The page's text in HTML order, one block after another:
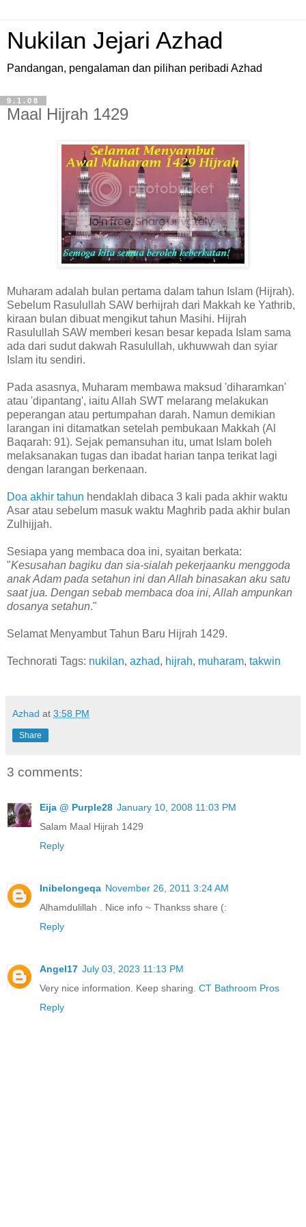
Nukilan Jejari Azhad
Pandangan, pengalaman dan pilihan peribadi Azhad
9.1.08
Maal Hijrah 1429
Muharam adalah bulan pertama dalam tahun Islam (Hijrah).
Sebelum Rasulullah SAW berhijrah dari Makkah ke Yathrib,
kiraan bulan dibuat mengikut tahun Masihi. Hijrah
Rasulullah SAW memberi kesan besar kepada Islam sama
ada dari sudut dakwah Rasulullah, ukhuwwah dan syiar
Islam itu sendiri.
Pada asasnya, Muharam membawa maksud 'diharamkan'
atau 'dipantang', iaitu Allah SWT melarang melakukan
peperangan atau pertumpahan darah. Namun demikian
larangan ini ditamatkan setelah pembukaan Makkah (Al
Baqarah: 91). Sejak pemansuhan itu, umat Islam boleh
melaksanakan tugas dan ibadat harian tanpa terikat lagi
dengan larangan berkenaan.
Doa akhir tahun hendaklah dibaca 3 kali pada akhir waktu
Asar atau sebelum masuk waktu Maghrib pada akhir bulan
Zulhijjah.
Sesiapa yang membaca doa ini, syaitan berkata:
"Kesusahan bagiku dan sia-sialah pekerjaanku menggoda
anak Adam pada setahun ini dan Allah binasakan aku satu
saat jua. Dengan sebab membaca doa ini, Allah ampunkan
dosanya setahun."
Selamat Menyambut Tahun Baru Hijrah 1429.
Technorati Tags: nukilan, azhad, hijrah, muharam, takwin
Azhad at 3:58 PM
Share
3 comments:
Eija @ Purple28 January 10, 2008 11:03 PM
Salam Maal Hijrah 1429
Reply
Inibelongeqa November 26, 2011 3:24 AM
Alhamdulillah . Nice info ~ Thankss share (:
Reply
Angel17 July 03, 2023 11:13 PM
Very nice information. Keep sharing. CT Bathroom Pros
Reply